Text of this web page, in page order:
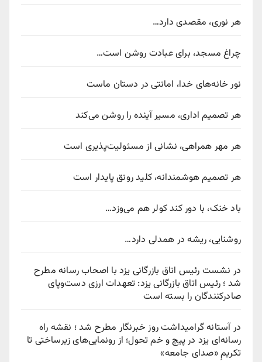
هر نوری، مقصدی دارد…
چراغ مسجد، برای عبادت روشن است…
نور خانه‌های خدا، امانتی در دستان ماست
هر تصمیم اداری، مسیر آینده را روشن می‌کند
هر مهر همراهی، نشانی از مسئولیت‌پذیری است
هر تصمیم هوشمندانه، کلید رونق پایدار است
باد خنک، با دور کند کولر هم می‌وزد…
روشنایی، ریشه در همدلی دارد…
در نشست رئیس اتاق بازرگانی یزد با اصحاب رسانه مطرح
شد ؛ رئیس اتاق بازرگانی یزد: تعهدات ارزی دست‌وپای
صادرکنندگان را بسته است
در آستانه گرامیداشت روز خبرنگار مطرح شد ؛ نقشه راه
رسانه‌ای یزد در پیچ‌ و خم تحول؛ از رونمایی‌های زیرساختی تا
تکریمِ «صدای جامعه»